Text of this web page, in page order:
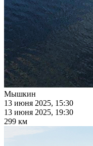
Мышкин
13 июня 2025, 15:30
13 июня 2025, 19:30
299 км